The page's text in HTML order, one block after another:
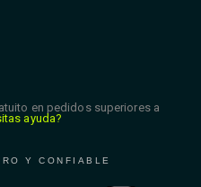
en pedidos superiores a
ayuda?
Y CONFIABLE